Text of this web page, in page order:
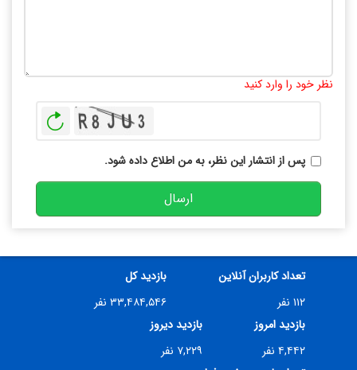
نظر خود را وارد کنید
پس از انتشار این نظر، به من اطلاع داده شود.
ارسال
تعداد کاربران آنلاین
۱۱۲ نفر
بازدید کل
۳۳,۴۸۴,۵۴۶ نفر
بازدید امروز
۴,۴۴۲ نفر
بازدید دیروز
۷,۲۲۹ نفر